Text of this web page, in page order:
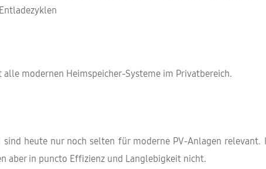
modernen Heimspeicher-Systeme im Privatbereich.
heute nur noch selten für moderne PV-Anlagen relevant.
aber in puncto Effizienz und Langlebigkeit nicht.